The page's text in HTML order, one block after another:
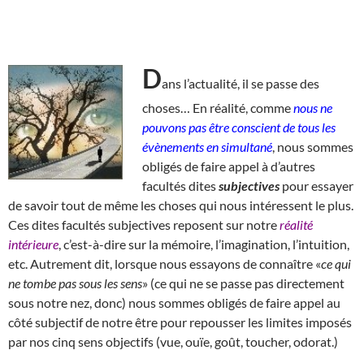
Dans l’actualité, il se passe des
choses… En réalité, commenous ne
pouvons pas être conscient de tous les
évènements en simultané , nous sommes
obligés de faire appel à d’autres
facultés ditessubjectives pour essayer
de savoir tout de même les choses qui nous intéressent le plus.
Ces dites facultés subjectives reposent sur notreréalité
intérieure , c’est-à-dire sur la mémoire, l’imagination, l’intuition,
etc. Autrement dit, lorsque nous essayons de connaître «ce qui
ne tombe pas sous les sens» (ce qui ne se passe pas directement
sous notre nez, donc) nous sommes obligés de faire appel au
côté subjectif de notre être pour repousser les limites imposés
par nos cinq sens objectifs (vue, ouïe, goût, toucher, odorat.)